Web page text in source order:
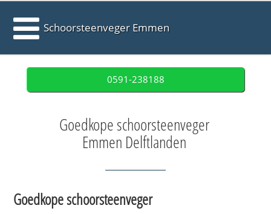
Schoorsteenveger Emmen
0591-238188
Goedkope schoorsteenveger
Emmen Delftlanden
Goedkope schoorsteenveger